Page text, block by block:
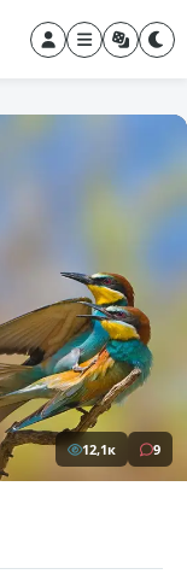
12,1к 9